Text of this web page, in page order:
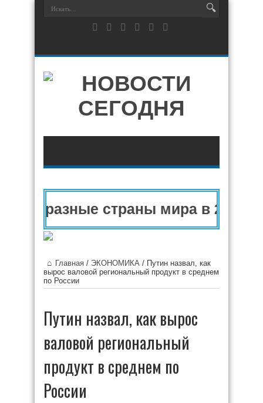
и разные страны мира в 2025
Главная / ЭКОНОМИКА / Путин назвал, как
вырос валовой региональный продукт в среднем
по России
Путин назвал, как вырос
валовой региональный
продукт в среднем по
России